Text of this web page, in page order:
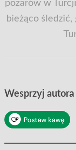
pożarów w
bieżąco
Wesprzyj